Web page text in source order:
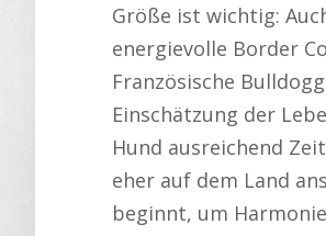
Größe ist wichtig:
energievolle Border
Französische
Einschätzung der
Hund ausreichend
eher auf dem Land
beginnt, um